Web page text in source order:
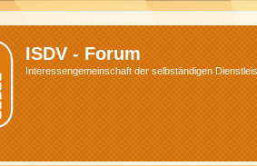
ISDV - Forum
Interessengemeinschaft der selbständigen